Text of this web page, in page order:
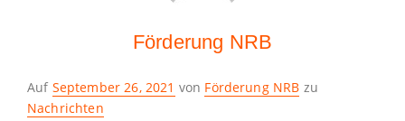
Förderung NRB
Auf Gestellt
am
September 26, 2021 von Förderung NRB zu
Nachrichten